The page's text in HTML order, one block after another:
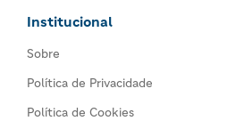
Institucional
Sobre
Política de Privacidade
Política de Cookies